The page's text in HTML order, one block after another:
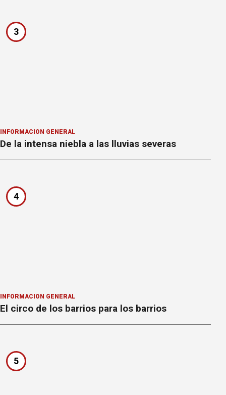
3
INFORMACION GENERAL
De la intensa niebla a las lluvias severas
4
INFORMACION GENERAL
El circo de los barrios para los barrios
5